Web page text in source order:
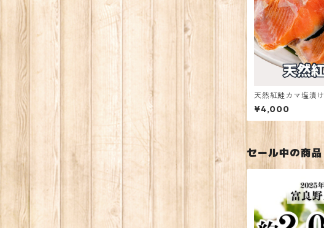
天然紅鮭カマ塩漬け
¥4,000
セール中の商品